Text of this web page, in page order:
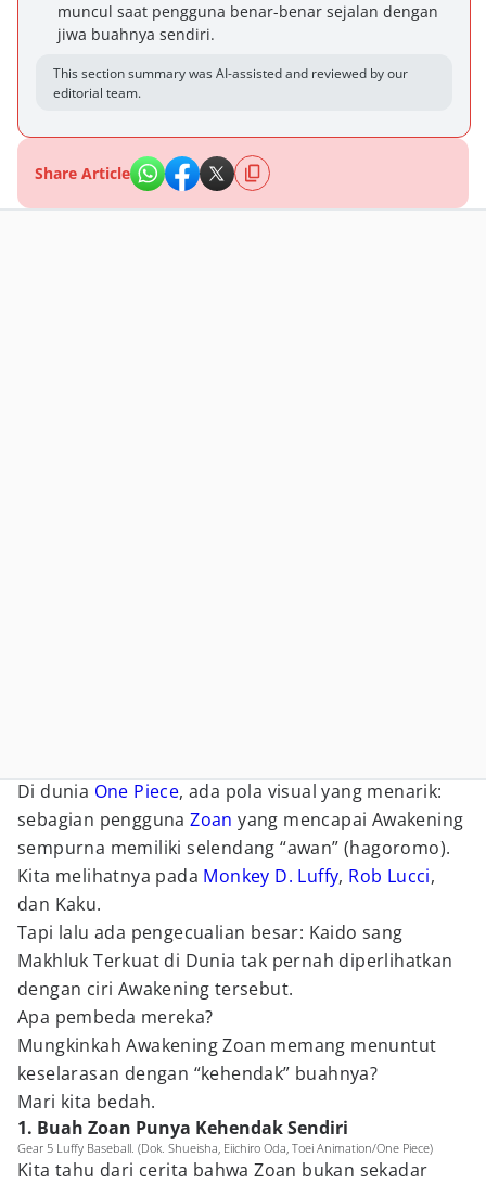
muncul saat pengguna benar-benar sejalan dengan
jiwa buahnya sendiri.
This section summary was AI-assisted and reviewed by our
editorial team.
Share Article
Di dunia One Piece, ada pola visual yang menarik:
sebagian penggunaZoan yang mencapai Awakening
sempurna memiliki selendang “awan” (hagoromo).
Kita melihatnya pada Monkey D. Luffy, Rob Lucci,
dan Kaku.
Tapi lalu ada pengecualian besar: Kaido sang
Makhluk Terkuat di Dunia tak pernah diperlihatkan
dengan ciri Awakening tersebut.
Apa pembeda mereka?
Mungkinkah Awakening Zoan memang menuntut
keselarasan dengan “kehendak” buahnya?
Mari kita bedah.
1. Buah Zoan Punya Kehendak Sendiri
Gear 5 Luffy Baseball. (Dok. Shueisha, Eiichiro Oda, Toei Animation/One Piece)
Kita tahu dari cerita bahwa Zoan bukan sekadar